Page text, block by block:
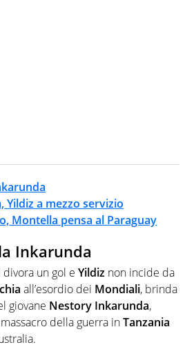
Yildiz a mezzo servizio
Montella pensa al Paraguay
Inkarunda
divora un gol e Yildiz non incide da
all’esordio dei Mondiali, brinda
giovane Nestory Inkarunda,
della guerra inTanzania